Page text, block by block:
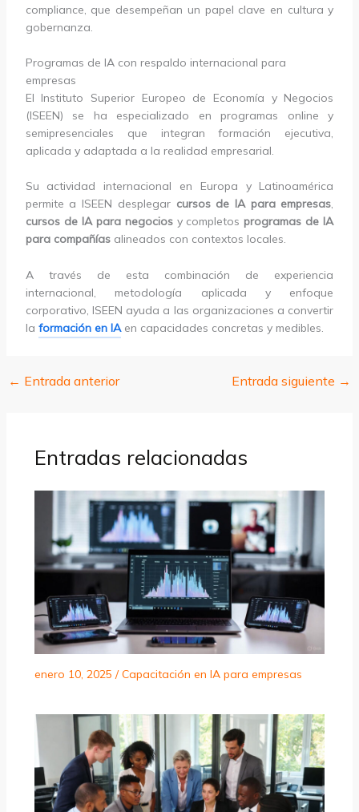
compliance, que desempeñan un papel clave en cultura y
gobernanza.
Programas de IA con respaldo internacional para
empresas
El Instituto Superior Europeo de Economía y Negocios
(ISEEN) se ha especializado en programas online y
semipresenciales que integran formación ejecutiva,
aplicada y adaptada a la realidad empresarial.
Su actividad internacional en Europa y Latinoamérica
permite a ISEEN desplegar cursos de IA para empresas,
cursos de IA para negociosy completosprogramas de IA
para compañíasalineados con contextos locales.
A través de esta combinación de experiencia
internacional, metodología aplicada y enfoque
corporativo, ISEEN ayuda a las organizaciones a convertir
la formación en IAen capacidades concretas y medibles.
← Entrada anterior Entrada siguiente →
Entradas relacionadas
enero 10, 2025 /Capacitación en IA para empresas